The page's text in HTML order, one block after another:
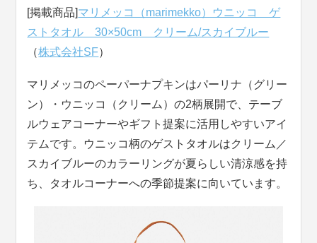
[掲載商品]マリメッコ（marimekko）ウニッコ ゲ
ストタオル 30×50cm クリーム/スカイブルー
（株式会社SF）
マリメッコのペーパーナプキンはパーリナ（グリー
ン）・ウニッコ（クリーム）の2柄展開で、テーブ
ルウェアコーナーやギフト提案に活用しやすいアイ
テムです。ウニッコ柄のゲストタオルはクリーム／
スカイブルーのカラーリングが夏らしい清涼感を持
ち、タオルコーナーへの季節提案に向いています。